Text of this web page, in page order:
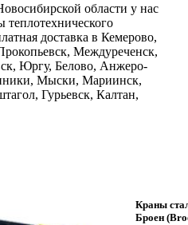
области у нас
доставка в Кемерово,
Междуреченск,
Юргу, Белово, Анжеро-
Мыски, Мариинск,
Гурьевск, Калтан,
Краны
Броен